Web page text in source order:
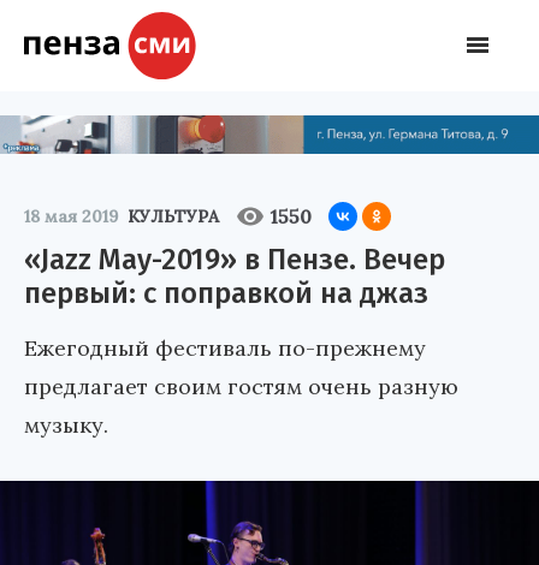
18 мая 2019 КУЛЬТУРА 1550
«Jazz May-2019» в Пензе. Вечер
первый: с поправкой на джаз
Ежегодный фестиваль по-прежнему
предлагает своим гостям очень разную
музыку.